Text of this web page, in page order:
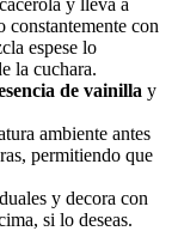
con
espese lo
la cuchara.
de vainilla y
ambiente antes
permitiendo que
y decora con
si lo deseas.